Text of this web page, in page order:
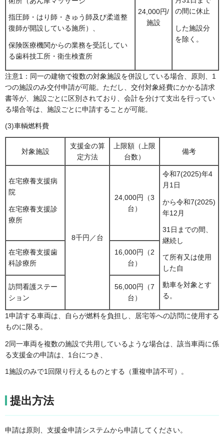
の間に休止
した施設分
を除く。
指圧師・はり師・きゅう師及び柔道整
復師が開設している施所）、
保険医療機関からの業務を受託してい
る歯科技工所・衛生検査所
24,000円/
施設
注意1：同一の建物で複数の対象施設を併設している場合、原則、1
つの施設のみ交付申請が可能。ただし、交付対象経費にかかる請求
書等が、施設ごとに区別されており、会計を分けて支出を行ってい
る場合等は、施設ごとに申請することが可能。
(3)車輌燃料費
対象施設
支援金の算
定方法
上限額（上限
台数）
備考
在宅療養支援病
院
在宅療養支援診
療所
8千円／台
24,000円（3
台）
令和7(2025)年4
月1日
から令和7(2025)
年12月
31日までの間、
継続し
て所有又は使用
した自
動車を対象とす
る。
在宅療養支援歯
科診療所
16,000円（2
台）
訪問看護ステー
ション
56,000円（7
台）
1申請する車両は、自らが燃料を負担し、居宅等への訪問に使用する
ものに限る。
2同一車両を複数の施設で共用しているような場合は、該当車両に係
る支援金の申請は、1台につき、
1施設のみで1回限り行えるものとする（重複申請不可）。
提出方法
申請は原則、支援金申請システムから申請してください。